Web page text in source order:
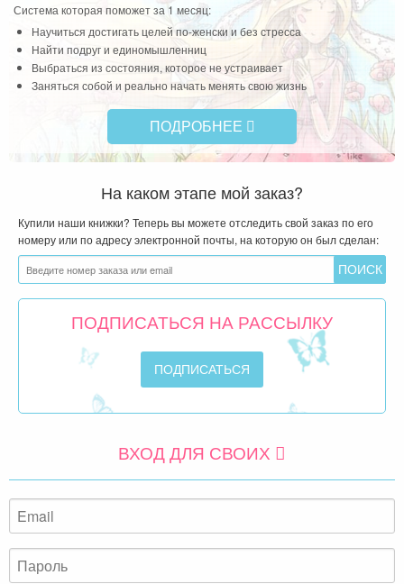
Система которая поможет за 1 месяц:
Научиться достигать целей по-женски и без стресса
Найти подруг и единомышленниц
Выбраться из состояния, которое не устраивает
Заняться собой и реально начать менять свою жизнь
ПОДРОБНЕЕ
На каком этапе мой заказ?
Купили наши книжки? Теперь вы можете отследить свой заказ по его
номеру или по адресу электронной почты, на которую он был сделан:
ПОДПИСАТЬСЯ НА РАССЫЛКУ
ВХОД ДЛЯ СВОИХ